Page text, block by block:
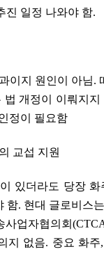
진 일정 나와야 함.
이지 원인이 아님.
법 개정이 이뤄지
정이 필요함
교섭 지원
있더라도 당장
함. 현대 글로비스
사업자협의회
지 없음. 중요 화